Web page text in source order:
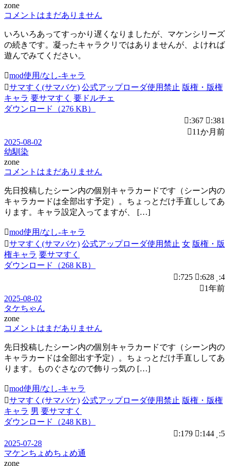
zone
コメントはまだありません
いろいろあってすっかり遅くなりましたが、マケンシリーズ
の続きです。凝ったキャラクリではありませんが、よければ
遊んでみてください。
mod使用/なし-キャラ
サマすく(サマバケ) 公式アップローダ使用禁止 版権・版権
キャラ 要サマすく 要ドルチェ
ダウンロード（276 KB）
:367
:381
11か月前
2025-08-02
幼馴染
zone
コメントはまだありません
先日投稿したシーン内の個別キャラカードです（シーン内の
キャラカードは全部出す予定）。ちょっとだけ手直ししてあ
ります。キャラ設定入ってますが、 […]
mod使用/なし-キャラ
サマすく(サマバケ) 公式アップローダ使用禁止 女 版権・版
権キャラ 要サマすく
ダウンロード（268 KB）
:725
:628 :4
1年前
2025-08-02
タケちゃん
zone
コメントはまだありません
先日投稿したシーン内の個別キャラカードです（シーン内の
キャラカードは全部出す予定）。ちょっとだけ手直ししてあ
ります。ものぐさなので飾りっ気の […]
mod使用/なし-キャラ
サマすく(サマバケ) 公式アップローダ使用禁止 版権・版権
キャラ 男 要サマすく
ダウンロード（248 KB）
:179
:144 :5
2025-07-28
マケンちょめちょめ通
zone